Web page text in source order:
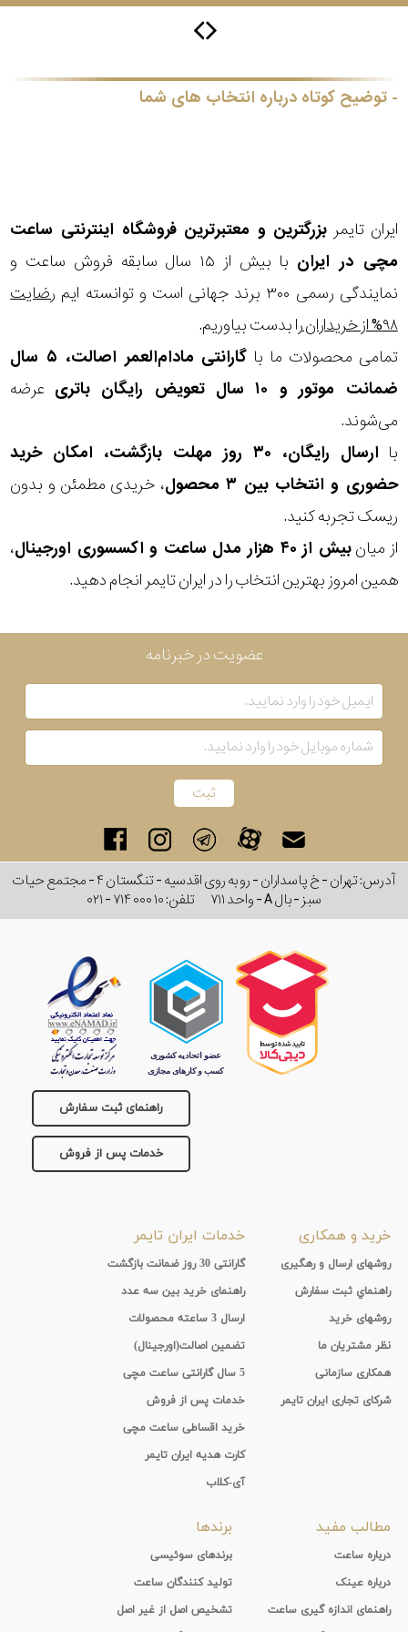
توضیح کوتاه درباره انتخاب های شما
ایران تایمر بزرگترین و معتبرترین فروشگاه اینترنتی ساعت
مچی در ایران
با بیش از ۱۵ سال سابقه فروش ساعت و
نمایندگی رسمی ۳۰۰ برند جهانی است و توانسته ایم
رضایت
۹۸% از خریداران
را بدست بیاوریم.
تمامی محصولات ما با
گارانتی مادام‌العمر اصالت، ۵ سال
ضمانت موتور و ۱۰ سال تعویض رایگان باتری
عرضه
می‌شوند.
با
ارسال رایگان، ۳۰ روز مهلت بازگشت، امکان خرید
حضوری و انتخاب بین ۳ محصول
، خریدی مطمئن و بدون
ریسک تجربه کنید.
از میانبیش از ۴۰ هزار مدل ساعت و اکسسوری اورجینال
،
همین امروز بهترین انتخاب را در ایران تایمر انجام دهید.
ساعت
سلکشن
نمایش
بیشتر...
نوع
محصول
رنگ
بکار
گارانتی
اصالت
سایز
باتری
عضویت در خبرنامه
آدرس: تهران - خ پاسداران - رو به روی اقدسیه - تنگستان ۴ - مجتمع حیات
سبز - بال A - واحد ۷۱۱
تلفن:۰۲۱ - ۷۱۴ ۰۰۰ ۱۰
راهنمای ثبت سفارش
خدمات پس از فروش
خرید و همکاری
روشهای ارسال و رهگیری
راهنماي ثبت سفارش
روشهای خرید
نظر مشتریان ما
همکاری سازمانی
شرکای تجاری ایران تایمر
خدمات ایران تایمر
گارانتی 30 روز ضمانت بازگشت
راهنمای خرید بین سه عدد
ارسال 3 ساعته محصولات
تضمین اصالت(اورجینال)
5 سال گارانتی ساعت مچی
خدمات پس از فروش
خرید اقساطی ساعت مچی
کارت هدیه ایران تایمر
آی-کلاب
مطالب مفید
درباره ساعت
درباره عینک
راهنمای اندازه گیری ساعت
برندها
برندهای سوئیسی
تولید کنندگان ساعت
تشخیص اصل از غیر اصل